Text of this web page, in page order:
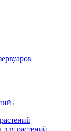
для растений